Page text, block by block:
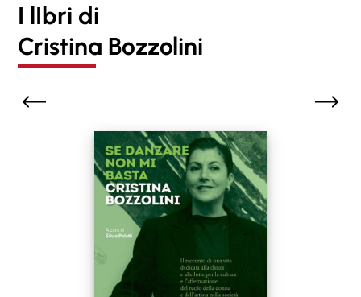
I lIbri di
Cristina Bozzolini